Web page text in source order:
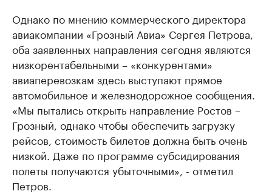
Однако по мнению коммерческого директора
авиакомпании «Грозный Авиа» Сергея Петрова,
оба заявленных направления сегодня являются
низкорентабельными – «конкурентами»​
авиаперевозкам здесь выступают прямое
автомобильное и железнодорожное сообщения.
«Мы пытались открыть направление Ростов –
Грозный, однако чтобы обеспечить загрузку
рейсов, стоимость билетов должна быть очень
низкой. Даже по программе субсидирования
полеты получаются убыточными», - отметил
Петров.